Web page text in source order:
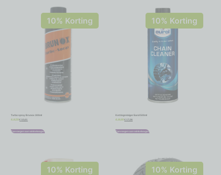
10% Korting
Turbo spray Brunox 300ml
€11,79 €10,61
Toevoegen aan winkelwagen
10% Korting
Kettingreiniger Eurol 500ml
18,95 €17,06
Toevoegen aan winkelwagen
10% Korting 10% Korting